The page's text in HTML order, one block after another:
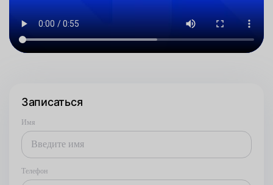
Записаться
Имя
Телефон